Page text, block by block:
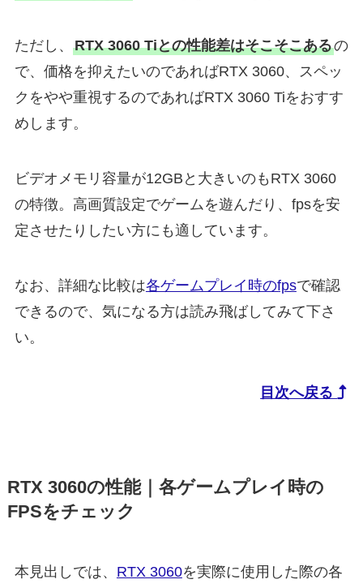
ただし、 RTX 3060 Tiとの性能差はそこそこあるの
で、価格を抑えたいのであればRTX 3060、スペッ
クをやや重視するのであればRTX 3060 Tiをおすす
めします。
ビデオメモリ容量が12GBと大きいのもRTX 3060
の特徴。高画質設定でゲームを遊んだり、fpsを安
定させたりしたい方にも適しています。
なお、詳細な比較は各ゲームプレイ時のfpsで確認
できるので、気になる方は読み飛ばしてみて下さ
い。
目次へ戻る
RTX 3060の性能｜各ゲームプレイ時の
FPSをチェック
本見出しでは、 RTX 3060を実際に使用した際の各